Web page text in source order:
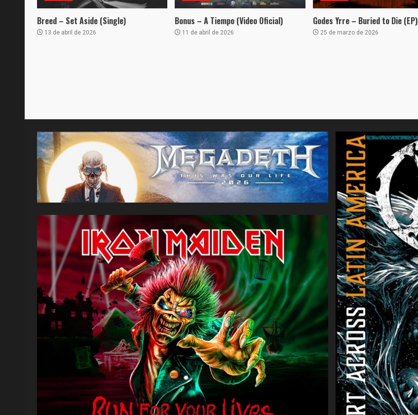
Breed – Set Aside (Single)
13 de abril de 2026
Bonus – A Tiempo (Video Oficial)
11 de abril de 2026
Godes Yrre – Buried to Die (EP)
25 de marzo de 2026